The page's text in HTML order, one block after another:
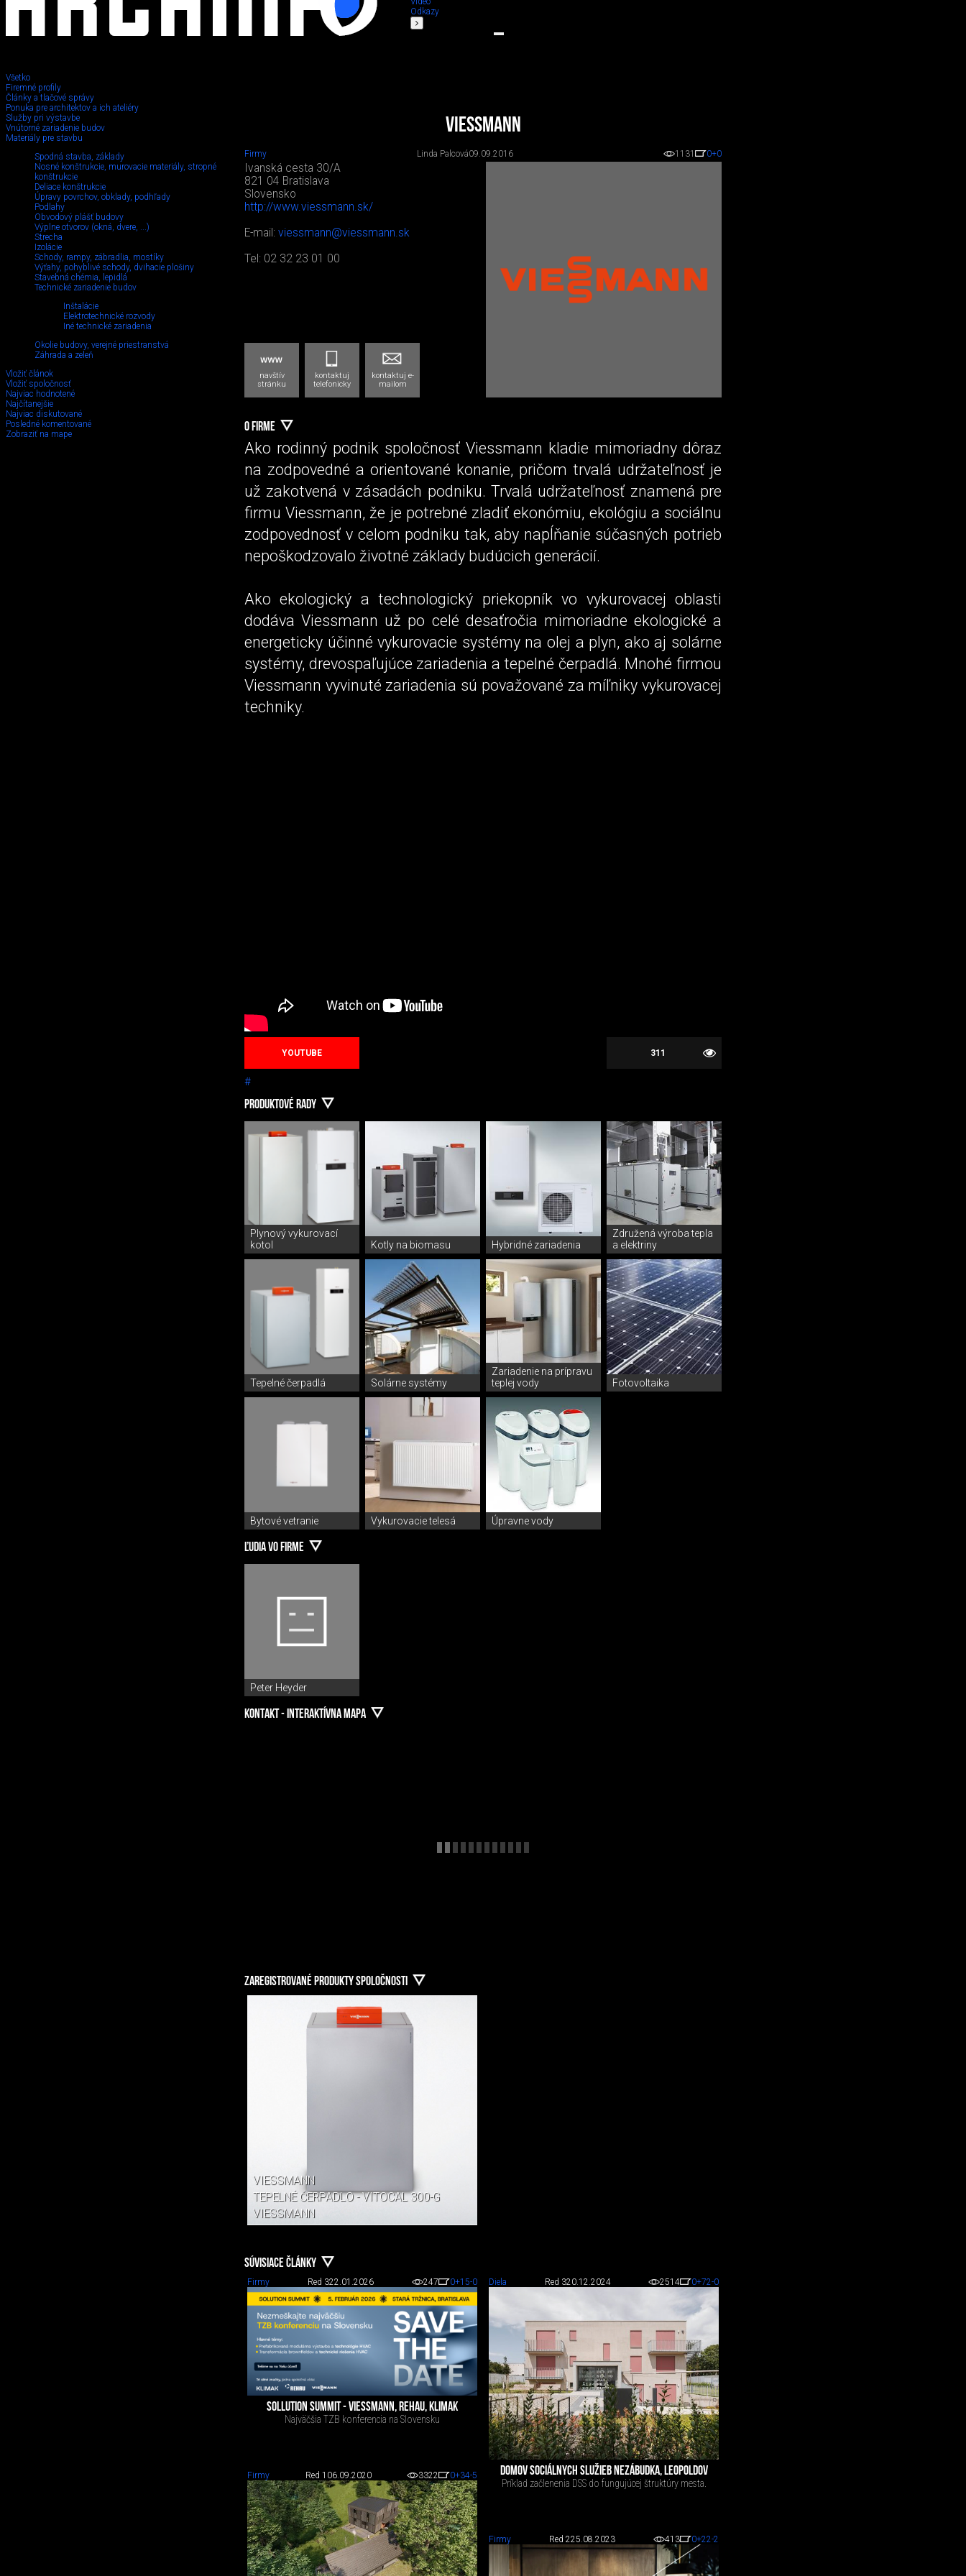
Odkazy
Všetko
Firemné profily
Články a tlačové správy
Ponuka pre architektov a ich ateliéry
Služby pri výstavbe
Vnútorné zariadenie budov
Materiály pre stavbu
Spodná stavba, základy
Nosné konštrukcie, murovacie materiály, stropné
konštrukcie
Deliace konštrukcie
Úpravy povrchov, obklady, podhľady
Podlahy
Obvodový plášť budovy
Výplne otvorov (okná, dvere, ...)
Strecha
Izolácie
Schody, rampy, zábradlia, mostíky
Výťahy, pohyblivé schody, dvihacie plošiny
Stavebná chémia, lepidlá
Technické zariadenie budov
Inštalácie
Elektrotechnické rozvody
Iné technické zariadenia
Okolie budovy, verejné priestranstvá
Záhrada a zeleň
Vložiť článok
Vložiť spoločnosť
Najviac hodnotené
Najčítanejšie
Najviac diskutované
Posledné komentované
Zobraziť na mape
Viessmann
Firmy Linda Palcová09.09.2016 1131 0+0
Ivanská cesta 30/A
821 04 Bratislava
Slovensko
http://www.viessmann.sk/
E-mail: viessmann@viessmann.sk
Tel: 02 32 23 01 00
navštív
stránku
kontaktuj
telefonicky
kontaktuj e-
mailom
O FIRME
Ako rodinný podnik spoločnosť Viessmann kladie mimoriadny dôraz
na zodpovedné a orientované konanie, pričom trvalá udržateľnosť je
už zakotvená v zásadách podniku. Trvalá udržateľnosť znamená pre
firmu Viessmann, že je potrebné zladiť ekonómiu, ekológiu a sociálnu
zodpovednosť v celom podniku tak, aby napĺňanie súčasných potrieb
nepoškodzovalo životné základy budúcich generácií.
Ako ekologický a technologický priekopník vo vykurovacej oblasti
dodáva Viessmann už po celé desaťročia mimoriadne ekologické a
energeticky účinné vykurovacie systémy na olej a plyn, ako aj solárne
systémy, drevospaľujúce zariadenia a tepelné čerpadlá. Mnohé firmou
Viessmann vyvinuté zariadenia sú považované za míľniky vykurovacej
techniky.
311
YOUTUBE
#
PRODUKTOVÉ RADY
Plynový vykurovací
kotol
Kotly na biomasu Hybridné zariadenia
Združená výroba tepla
a elektriny
Tepelné čerpadlá Solárne systémy
Zariadenie na prípravu
teplej vody
Fotovoltaika
Bytové vetranie Vykurovacie telesá Úpravne vody
ĽUDIA VO FIRME
Peter Heyder
KONTAKT - INTERAKTÍVNA MAPA
ZAREGISTROVANÉ PRODUKTY SPOLOČNOSTI
VIESSMANN
TEPELNÉ ČERPADLO - VITOCAL 300-G
VIESSMANN
SÚVISIACE ČLÁNKY
Firmy Red 322.01.2026 247 0+15-0
SOLLUTION SUMMIT - VIESSMANN, REHAU, KLIMAK
Najväčšia TZB konferencia na Slovensku
Diela Red 320.12.2024 2514 0+72-0
DOMOV SOCIÁLNYCH SLUŽIEB NEZÁBUDKA, LEOPOLDOV
Príklad začlenenia DSS do fungujúcej štruktúry mesta.
Firmy Red 1 06.09.2020 3322 0+34-5
Firmy Red 225.08.2023 413 0+22-2